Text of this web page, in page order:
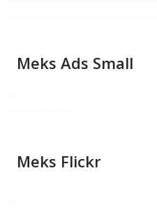
Meks Ads Small
Meks Flickr